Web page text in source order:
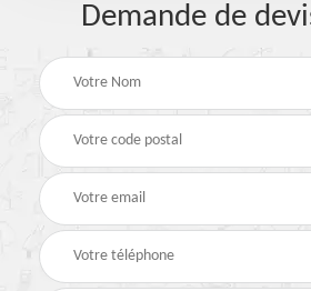
Demande de